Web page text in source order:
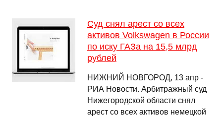
Суд снял арест со всех
активов Volkswagen в России
по иску ГАЗа на 15,5 млрд
рублей
НИЖНИЙ НОВГОРОД, 13 апр -
РИА Новости. Арбитражный суд
Нижегородской области снял
арест со всех активов немецкой